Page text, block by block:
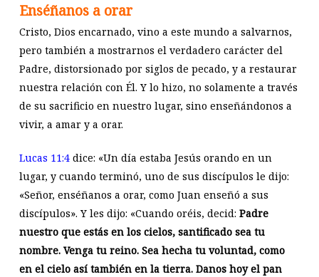
Enséñanos a orar
Cristo, Dios encarnado, vino a este mundo a salvarnos,
pero también a mostrarnos el verdadero carácter del
Padre, distorsionado por siglos de pecado, y a restaurar
nuestra relación con Él. Y lo hizo, no solamente a través
de su sacrificio en nuestro lugar, sino enseñándonos a
vivir, a amar y a orar.
Lucas 11:4dice: «Un día estaba Jesús orando en un
lugar, y cuando terminó, uno de sus discípulos le dijo:
«Señor, enséñanos a orar, como Juan enseñó a sus
discípulos». Y les dijo: «Cuando oréis, decid: Padre
nuestro que estás en los cielos, santificado sea tu
nombre. Venga tu reino. Sea hecha tu voluntad, como
en el cielo así también en la tierra. Danos hoy el pan